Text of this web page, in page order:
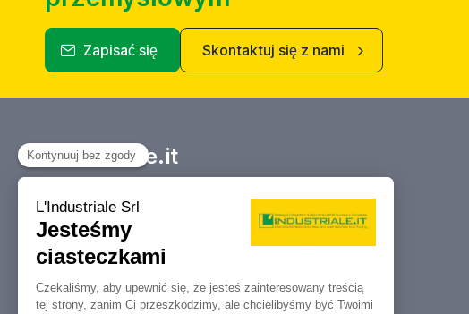
Zapisać się Skontaktuj się z nami
Industriale.it
Twój Marketplace informacyjny
dotyczący kupna, sprzedaży, aukcji i
likwidacji obrabiarek i maszyn
przemysłowych.